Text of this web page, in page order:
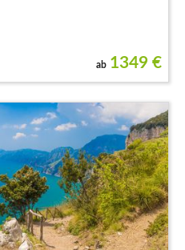
ab 1349 €